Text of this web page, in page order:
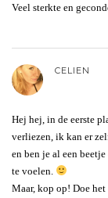
Veel sterkte en
CELIEN
Hej hej, in de eerste
verliezen, ik kan er
en ben je al een
te voelen.
Maar, kop op! Doe